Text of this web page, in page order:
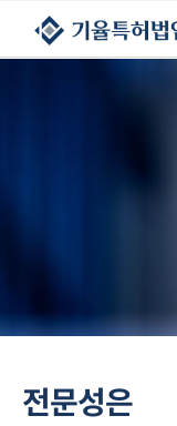
건너뛰기
전문성은